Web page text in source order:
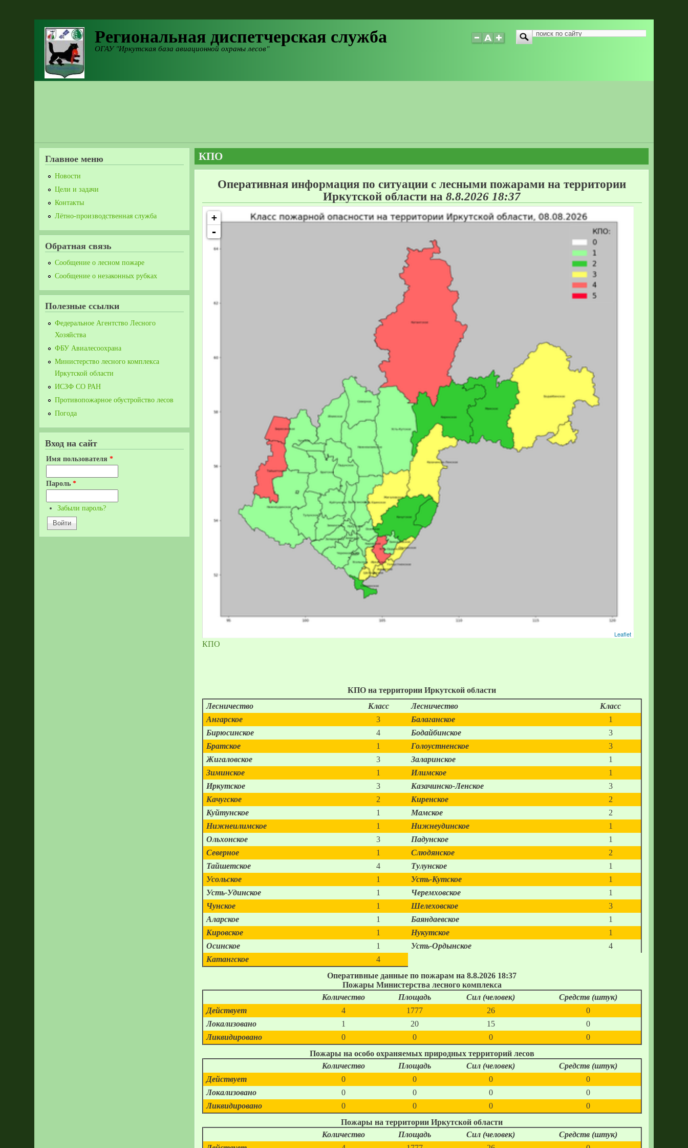
Перейти к основному содержанию
Региональная диспетчерская служба
ОГАУ "Иркутская база авиационной охраны лесов"
Форма поиска
Поиск
Главное меню
Новости
Цели и задачи
Контакты
Лётно-производственная служба
Обратная связь
Сообщение о лесном пожаре
Сообщение о незаконных рубках
Полезные ссылки
Федеральное Агентство Лесного
Хозяйства
ФБУ Авиалесоохрана
Министерство лесного комплекса
Иркутской области
ИСЗФ СО РАН
Противопожарное обустройство лесов
Погода
Вход на сайт
Имя пользователя*
Пароль*
Забыли пароль?
КПО
Оперативная информация по ситуации с лесными пожарами на территории
Иркутской области на8.8.2026 18:37
+
-
Leaflet
КПО
КПО на территории Иркутской области
Лесничество
Класс Лесничество
Класс
Ангарское
3 Балаганское
1
Бирюсинское
4 Бодайбинское
3
Братское
1 Голоустненское
3
Жигаловское
3 Заларинское
1
Зиминское
1 Илимское
1
Иркутское
3 Казачинско-Ленское
3
Качугское
2 Киренское
2
Куйтунское
1 Мамское
2
Нижнеилимское
1 Нижнеудинское
1
Ольхонское
3 Падунское
1
Северное
1 Слюдянское
2
Тайшетское
4 Тулунское
1
Усольское
1 Усть-Кутское
1
Усть-Удинское
1 Черемховское
1
Чунское
1 Шелеховское
3
Аларское
1 Баяндаевское
1
Кировское
1 Нукутское
1
Осинское
1 Усть-Ордынское
4
Катангское
4
Оперативные данные по пожарам на 8.8.2026 18:37
Пожары Министерства лесного комплекса
Количество
Площадь Сил (человек)
Средств (штук)
Действует
4 1777 26
0
Локализовано
1 20 15
0
Ликвидировано
0 0 0
0
Пожары на особо охраняемых природных территорий лесов
Количество
Площадь Сил (человек)
Средств (штук)
Действует
0 0 0
0
Локализовано
0 0 0
0
Ликвидировано
0 0 0
0
Пожары на территории Иркутской области
Количество
Площадь Сил (человек)
Средств (штук)